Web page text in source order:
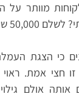
מוותר על
כי הצגת
זו חצי אמת.
אולם